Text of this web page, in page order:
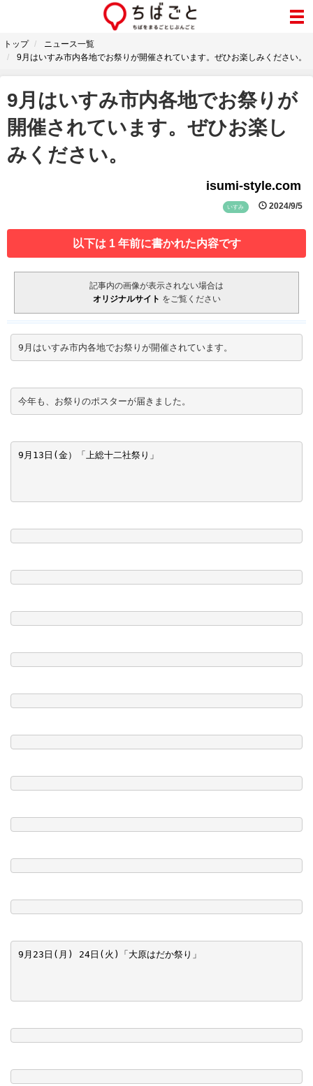
トップ
ニュース一覧
9月はいすみ市内各地でお祭りが開催されています。ぜひお楽しみください。
9月はいすみ市内各地でお祭りが
開催されています。ぜひお楽し
みください。
isumi-style.com
いすみ 2024/9/5
以下は 1 年前に書かれた内容です
記事内の画像が表示されない場合は
オリジナルサイト をご覧ください
9月はいすみ市内各地でお祭りが開催されています。
今年も、お祭りのポスターが届きました。
9月13日(金）「上総十二社祭り」
9月23日(月) 24日(火)「大原はだか祭り」